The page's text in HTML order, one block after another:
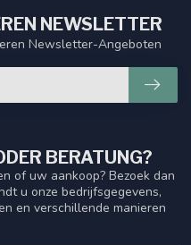
BERATUNG?
of uw aankoop? Bezoek dan
u onze bedrijfsgegevens,
en verschillende manieren
NEWSLETTER
Newsletter-Angeboten